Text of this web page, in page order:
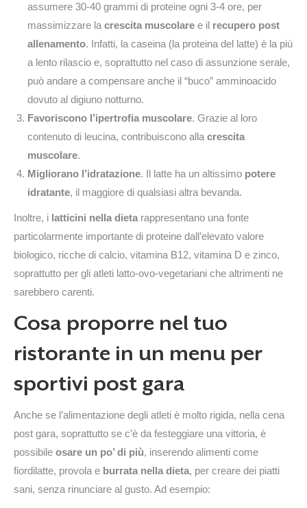
assumere 30-40 grammi di proteine ogni 3-4 ore, per
massimizzare la crescita muscolare e il recupero post
allenamento. Infatti, la caseina (la proteina del latte) è la più
a lento rilascio e, soprattutto nel caso di assunzione serale,
può andare a compensare anche il “buco” amminoacido
dovuto al digiuno notturno.
Favoriscono l’ipertrofia muscolare. Grazie al loro
contenuto di leucina, contribuiscono alla crescita
muscolare.
Migliorano l’idratazione. Il latte ha un altissimo potere
idratante, il maggiore di qualsiasi altra bevanda.
Inoltre, i latticini nella dieta rappresentano una fonte
particolarmente importante di proteine dall’elevato valore
biologico, ricche di calcio, vitamina B12, vitamina D e zinco,
soprattutto per gli atleti latto-ovo-vegetariani che altrimenti ne
sarebbero carenti.
Cosa proporre nel tuo
ristorante in un menu per
sportivi post gara
Anche se l’alimentazione degli atleti è molto rigida, nella cena
post gara, soprattutto se c’è da festeggiare una vittoria, è
possibile osare un po’ di più, inserendo alimenti come
fiordilatte, provola e burrata nella dieta, per creare dei piatti
sani, senza rinunciare al gusto. Ad esempio: